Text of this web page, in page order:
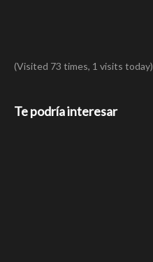
(Visited 73 times, 1 visits today)
Te podría interesar